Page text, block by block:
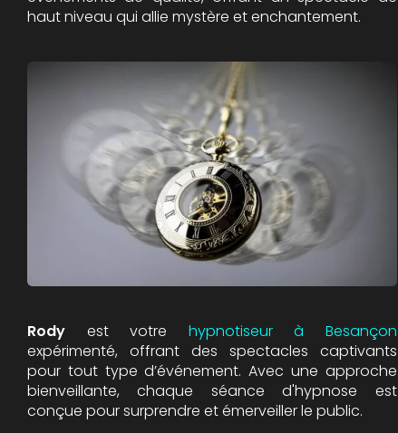
haut niveau qui allie mystère et enchantement.
Rody est votre hypnotiseur à Besançon
expérimenté, offrant des spectacles captivants
pour tout type d’événement. Avec une approche
bienveillante, chaque séance d'hypnose est
conçue pour surprendre et émerveiller le public.